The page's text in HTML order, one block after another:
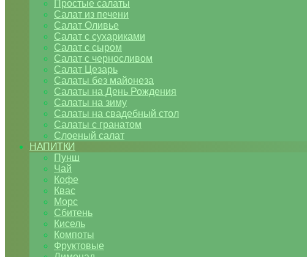
Простые салаты
Салат из печени
Салат Оливье
Салат с сухариками
Салат с сыром
Салат с черносливом
Салат Цезарь
Салаты без майонеза
Салаты на День Рождения
Салаты на зиму
Салаты на свадебный стол
Салаты с гранатом
Слоеный салат
НАПИТКИ
Пунш
Чай
Кофе
Квас
Морс
Сбитень
Кисель
Компоты
Фруктовые